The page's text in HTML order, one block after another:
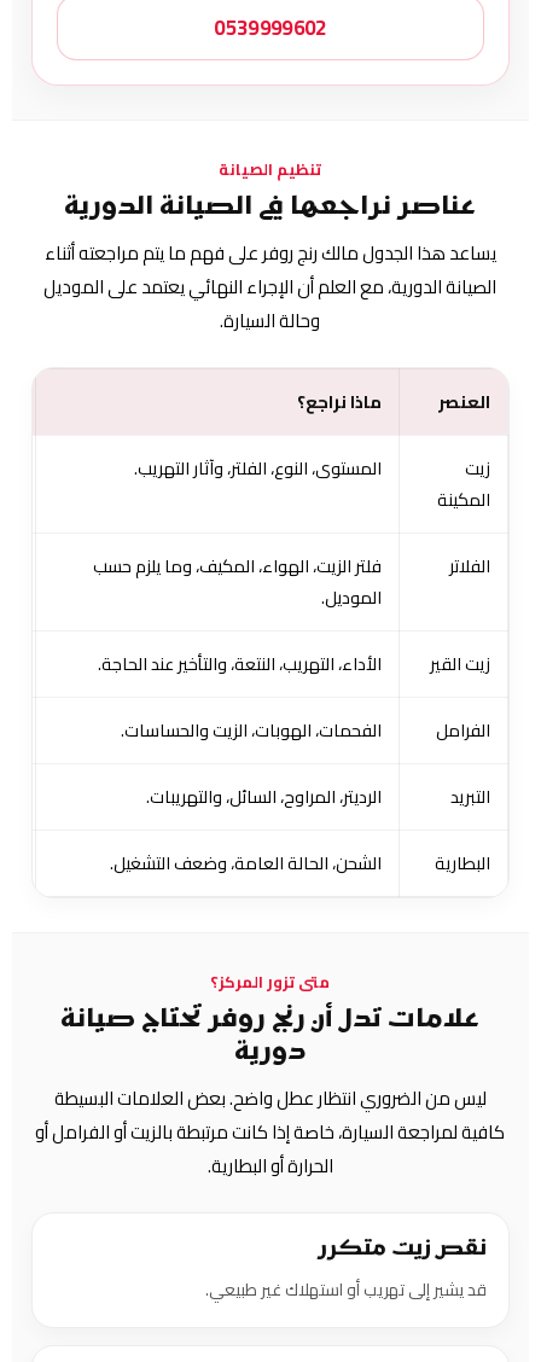
0539999602
تنظيم الصيانة
عناصر نراجعها في الصيانة الدورية
يساعد هذا الجدول مالك رنج روفر على فهم ما يتم مراجعته أثناء
الصيانة الدورية، مع العلم أن الإجراء النهائي يعتمد على الموديل
وحالة السيارة.
العنصر ماذا نراجع؟
زيت
المكينة
المستوى، النوع، الفلتر، وآثار التهريب.
الفلاتر
فلتر الزيت، الهواء، المكيف، وما يلزم حسب
الموديل.
زيت القير الأداء، التهريب، النتعة، والتأخير عند الحاجة.
الفرامل الفحمات، الهوبات، الزيت والحساسات.
التبريد الرديتر، المراوح، السائل، والتهريبات.
البطارية الشحن، الحالة العامة، وضعف التشغيل.
متى تزور المركز؟
علامات تدل أن رنج روفر تحتاج صيانة
دورية
ليس من الضروري انتظار عطل واضح. بعض العلامات البسيطة
كافية لمراجعة السيارة، خاصة إذا كانت مرتبطة بالزيت أو الفرامل أو
الحرارة أو البطارية.
نقص زيت متكرر
قد يشير إلى تهريب أو استهلاك غير طبيعي.